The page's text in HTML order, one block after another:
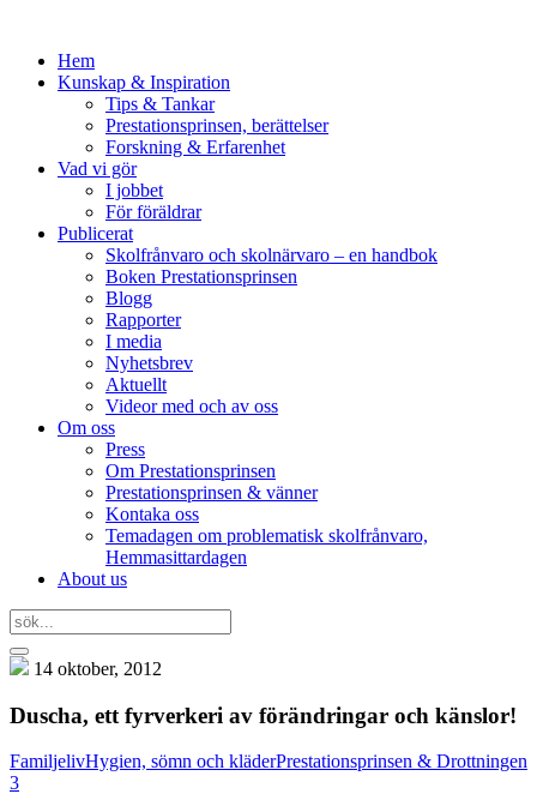
Hem
Kunskap & Inspiration
Tips & Tankar
Prestationsprinsen, berättelser
Forskning & Erfarenhet
Vad vi gör
I jobbet
För föräldrar
Publicerat
Skolfrånvaro och skolnärvaro – en handbok
Boken Prestationsprinsen
Blogg
Rapporter
I media
Nyhetsbrev
Aktuellt
Videor med och av oss
Om oss
Press
Om Prestationsprinsen
Prestationsprinsen & vänner
Kontaka oss
Temadagen om problematisk skolfrånvaro,
Hemmasittardagen
About us
14 oktober, 2012
Duscha, ett fyrverkeri av förändringar och känslor!
FamiljelivHygien, sömn och kläderPrestationsprinsen & Drottningen
3